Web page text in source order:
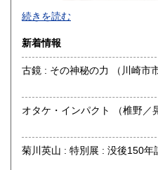
神保町駅から靖国通り沿い右
カーブに差し掛かると白いビ
通り沿いのショーケースには
店内には山岳書・料理書・書
する本が
続きを読む
新着情報
古鏡 : その神秘
オタケ・イン